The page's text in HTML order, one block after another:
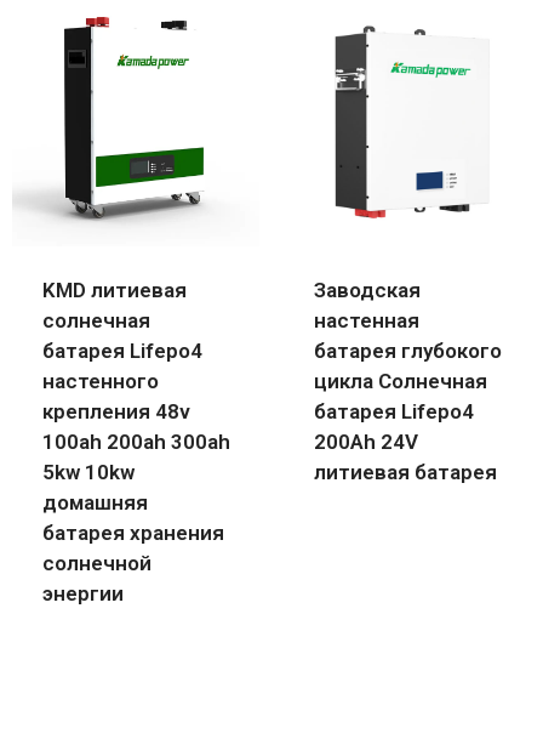
KMD литиевая
солнечная
батарея Lifepo4
настенного
крепления 48v
100ah 200ah 300ah
5kw 10kw
домашняя
батарея хранения
солнечной
энергии
Заводская
настенная
батарея глубокого
цикла Солнечная
батарея Lifepo4
200Ah 24V
литиевая батарея